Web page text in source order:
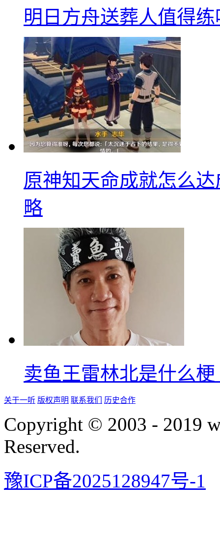
明日方舟送葬人值得
原神知天命成就怎么
略
卖鱼王雷林北是什么
关于一听 版权声明 联系我们 历史合作
Copyright © 2003 - 2019
Reserved.
豫ICP备2025128947号-1